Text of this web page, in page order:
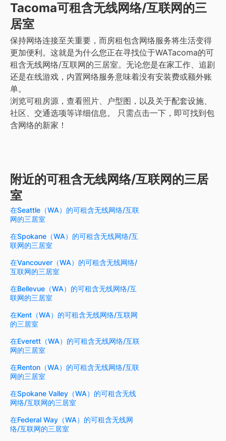
Tacoma可租含无线网络/互联网的三
居室
保持网络连接至关重要，而房租包含网络服务将生活变得
更加便利。这就是为什么您正在寻找位于WATacoma的可
租含无线网络/互联网的三居室。无论您是在家工作、追剧
还是在线游戏，内置网络服务意味着没有安装费或额外账
单。
浏览可租房源，查看照片、户型图，以及关于配套设施、
社区、交通选项等详细信息。
只需点击一下，即可找到包
含网络的新家！
附近的可租含无线网络/互联网的三居
室
在Seattle（WA）的可租含无线网络/互联
网的三居室
在Spokane（WA）的可租含无线网络/互
联网的三居室
在Vancouver（WA）的可租含无线网络/
互联网的三居室
在Bellevue（WA）的可租含无线网络/互
联网的三居室
在Kent（WA）的可租含无线网络/互联网
的三居室
在Everett（WA）的可租含无线网络/互联
网的三居室
在Renton（WA）的可租含无线网络/互联
网的三居室
在Spokane Valley（WA）的可租含无线
网络/互联网的三居室
在Federal Way（WA）的可租含无线网
络/互联网的三居室